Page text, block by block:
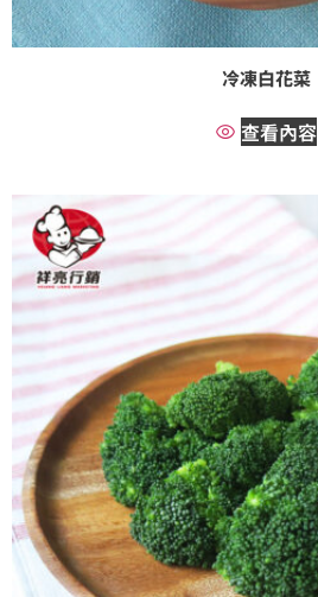
冷凍白花菜
查看內容